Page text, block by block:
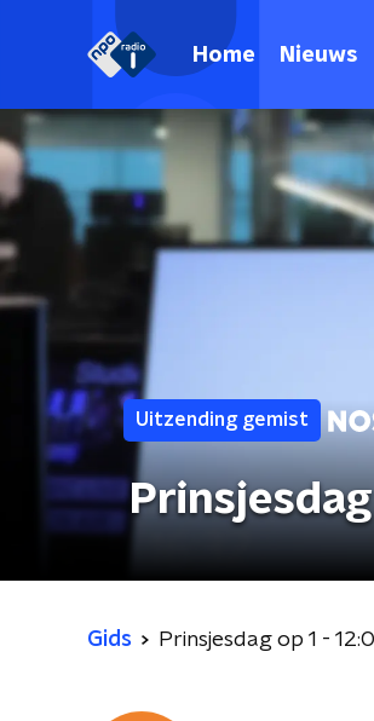
Home Nieuws
Uitzending gemist
Gids Prinsjesdag op 1 -